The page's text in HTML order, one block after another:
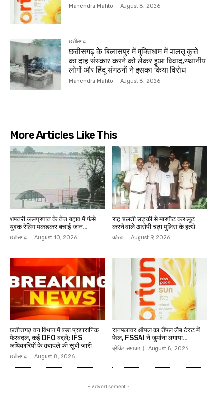
Mahendra Mahto - August 8, 2026
छत्तीसगढ़
छत्तीसगढ़ के बिलासपुर में मुक्तिधाम में पालतू कुत्ते
का दाह संस्कार करने को लेकर हुआ विवाद,स्थानीय
लोगों और हिंदू संगठनों ने इसका किया विरोध
Mahendra Mahto - August 8, 2026
More Articles Like This
धमतरी जलप्रपात के तेज बहाव में फंसे
युवक रेलिंग पकड़कर बचाई जान…
छत्तीसगढ़ August 10, 2026
राह चलती लड़की से मारपीट कर लूट
करने वाले आरोपी चढ़ा पुलिस के हत्थे
कोरबा August 9, 2026
छत्तीसगढ़ वन विभाग में बड़ा प्रशासनिक
फेरबदल, कई DFO बदले; IFS
अधिकारियों के तबादले की सूची जारी
छत्तीसगढ़ August 8, 2026
सनफ्लावर ऑयल का सैंपल लैब टेस्ट में
फेल, FSSAI ने जुर्माना लगाया…
ब्रेकिंग समाचार August 8, 2026
- Advertisement -